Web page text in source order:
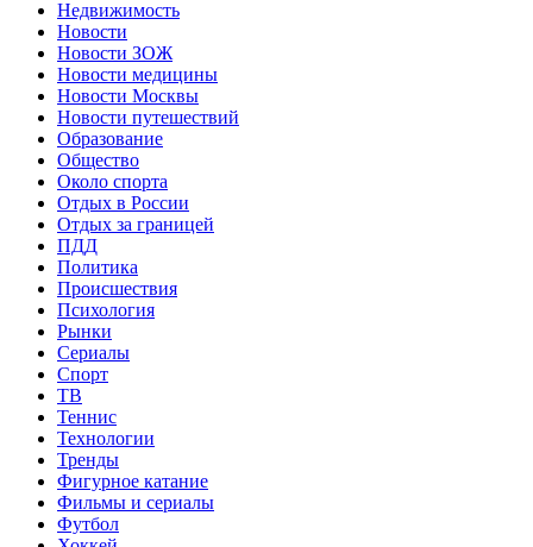
Недвижимость
Новости
Новости ЗОЖ
Новости медицины
Новости Москвы
Новости путешествий
Образование
Общество
Около спорта
Отдых в России
Отдых за границей
ПДД
Политика
Происшествия
Психология
Рынки
Сериалы
Спорт
ТВ
Теннис
Технологии
Тренды
Фигурное катание
Фильмы и сериалы
Футбол